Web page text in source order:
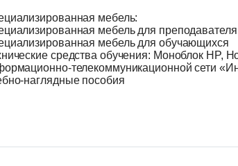
мебель:
мебель для преподавателя
мебель для обучающихся
средства обучения: Моноблок HP,
телекоммуникационной сети
наглядные пособия